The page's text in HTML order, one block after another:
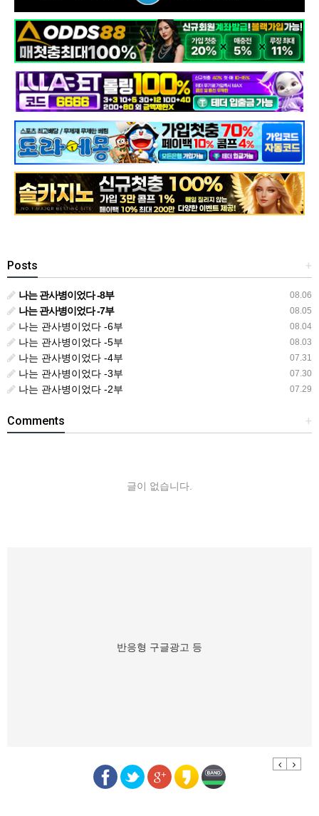
+
Posts
08.06
나는 관사병이었다 -8부
08.05
나는 관사병이었다 -7부
08.04
나는 관사병이었다 -6부
08.03
나는 관사병이었다 -5부
07.31
나는 관사병이었다 -4부
07.30
나는 관사병이었다 -3부
07.29
나는 관사병이었다 -2부
+
Comments
글이 없습니다.
반응형 구글광고 등
Previous
Next